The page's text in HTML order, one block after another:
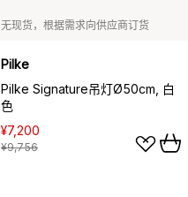
无现货，根据需求向供应商订货
Pilke
Pilke Signature吊灯Ø50cm, 白
色
¥7,200
¥9,756